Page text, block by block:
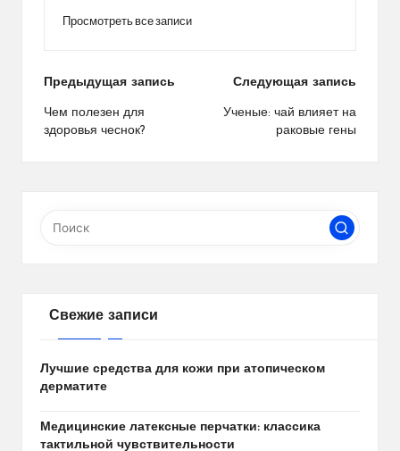
Просмотреть все записи
Навигация
по
Предыдущая запись
Чем полезен для
здоровья чеснок?
Следующая запись
Ученые: чай влияет на
раковые гены
Свежие записи
Лучшие средства для кожи при атопическом
дерматите
Медицинские латексные перчатки: классика
тактильной чувствительности